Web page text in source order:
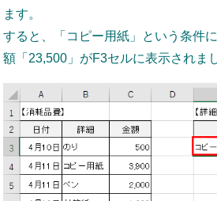
ます。
すると、「コピー用紙」という条件
額「23,500」がF3セルに表示されま